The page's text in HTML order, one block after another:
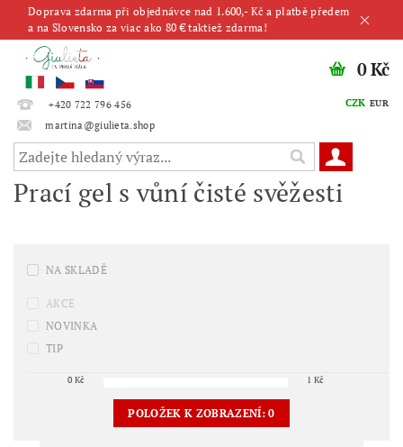
Doprava zdarma při objednávce nad 1.600,- Kč a platbě předem
a na Slovensko za viac ako 80 € taktiež zdarma!
+420 722 796 456
martina@giulieta.shop
CZK EUR
0 Kč
Prací gel s vůní čisté svěžesti
NA SKLADĚ
AKCE
NOVINKA
TIP
0 Kč 1 Kč
POLOŽEK K ZOBRAZENÍ:0